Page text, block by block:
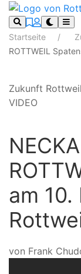
Startseite
ROTTWEIL
Zukunft Rottweil
VIDEO
am
von Frank